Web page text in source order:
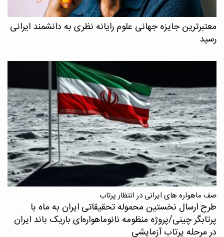
معتبرترین جایزه جهانی علوم رایانه نظری به دانشمند ایرانی
رسید
صف ماهواره های ایرانی در انتظار پرتاب
طرح ارسال نخستین محموله تحقیقاتی ایران به ماه با
پرتابگر چینی/پروژه منظومه نانوماهواره‌ای باریک باند ایران
در مرحله پرتاب آزمایشی